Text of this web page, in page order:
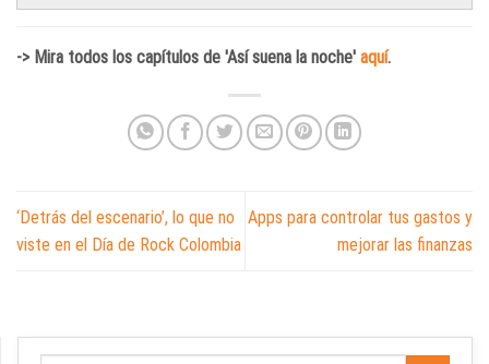
-> Mira todos los capítulos de 'Así suena la noche' aquí.
‘Detrás del escenario’, lo que no
viste en el Día de Rock Colombia
Apps para controlar tus gastos y
mejorar las finanzas